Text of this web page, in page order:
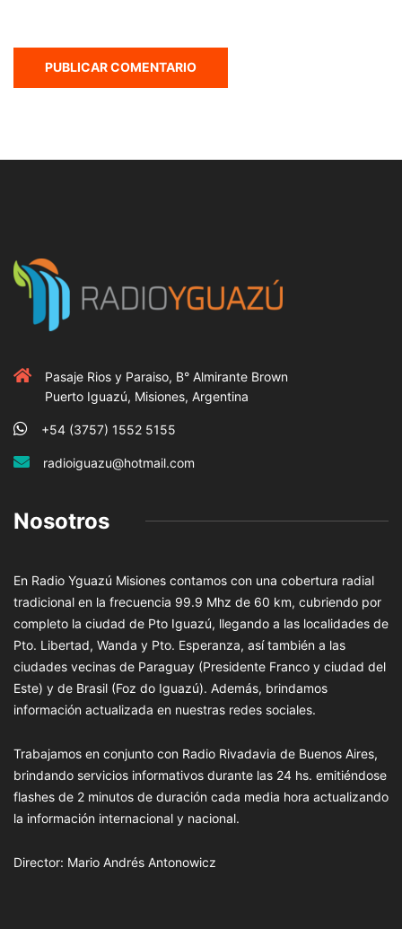
Pasaje Rios y Paraiso, B° Almirante Brown
Puerto Iguazú, Misiones, Argentina
+54 (3757) 1552 5155
radioiguazu@hotmail.com
Nosotros
En Radio Yguazú Misiones contamos con una cobertura radial
tradicional en la frecuencia 99.9 Mhz de 60 km, cubriendo por
completo la ciudad de Pto Iguazú, llegando a las localidades de
Pto. Libertad, Wanda y Pto. Esperanza, así también a las
ciudades vecinas de Paraguay (Presidente Franco y ciudad del
Este) y de Brasil (Foz do Iguazú). Además, brindamos
información actualizada en nuestras redes sociales.
Trabajamos en conjunto con Radio Rivadavia de Buenos Aires,
brindando servicios informativos durante las 24 hs. emitiéndose
flashes de 2 minutos de duración cada media hora actualizando
la información internacional y nacional.
Director: Mario Andrés Antonowicz